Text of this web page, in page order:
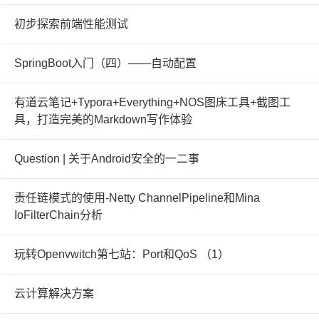
初步探索前端性能测试
SpringBoot入门（四）——自动配置
有道云笔记+Typora+Everything+NOS图床工具+截图工
具，打造完美的Markdown写作体验
Question | 关于Android安全的一二事
责任链模式的使用-Netty ChannelPipeline和Mina
IoFilterChain分析
玩转Openvwitch第七站：Port和QoS （1）
云计算解决方案